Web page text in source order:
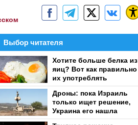
Выбор читателя
Хотите больше белка из
яиц? Вот как правильно
их употреблять
Дроны: пока Израиль
только ищет решение,
Украина его нашла